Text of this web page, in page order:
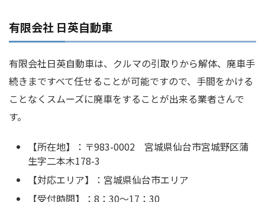
有限会社 日英自動車
有限会社日英自動車は、クルマの引取りから解体、廃車手
続きまですべて任せることが可能ですので、手間をかける
ことなくスムーズに廃車をすることが出来る業者さんで
す。
【所在地】：〒983-0002 宮城県仙台市宮城野区蒲
生字二本木178-3
【対応エリア】：宮城県仙台市エリア
【受付時間】：8：30～17：30